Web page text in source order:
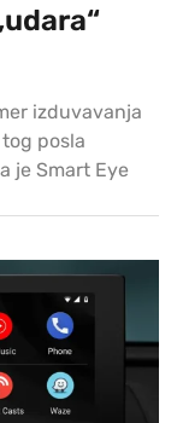
izduvavanja
posla
je Smart Eye